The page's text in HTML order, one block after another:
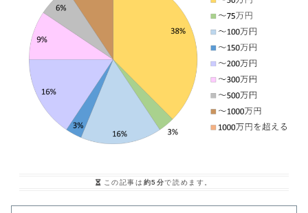
この記事は 約5分で読めます。